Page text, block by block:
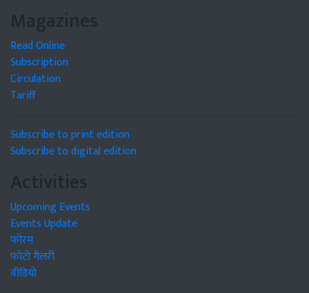
Magazines
Read Online
Subscription
Circulation
Tariff
Subscribe to print edition
Subscribe to digital edition
Activities
Upcoming Events
Events Update
फोरम
फोटो गैलरी
वीडियो